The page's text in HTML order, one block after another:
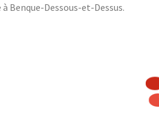
Benque-Dessous-et-Dessus.